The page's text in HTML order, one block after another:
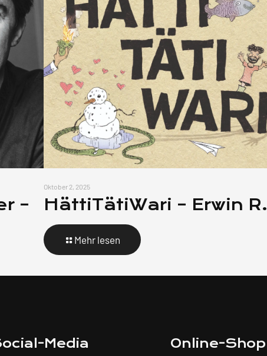
–
Oktober 2, 2025
HättiTätiWari – Erwin R.
Mehr lesen
Media Online-Shop